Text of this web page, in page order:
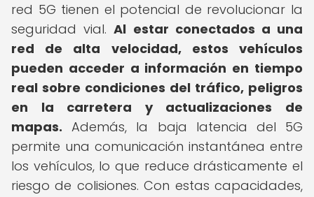
red 5G tienen el potencial de revolucionar la
seguridad vial.Al estar conectados a una
red de alta velocidad, estos vehículos
pueden acceder a información en tiempo
real sobre condiciones del tráfico, peligros
en la carretera y actualizaciones de
mapas. Además, la baja latencia del 5G
permite una comunicación instantánea entre
los vehículos, lo que reduce drásticamente el
riesgo de colisiones. Con estas capacidades,